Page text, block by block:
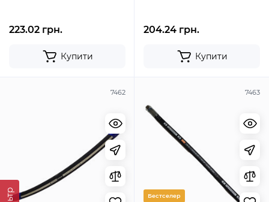
223.02 грн.
Купити
204.24 грн.
Купити
7462 7463
Бестселер